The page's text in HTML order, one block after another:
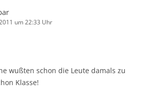
um 22:33 Uhr
wußten schon die Leute damals zu
Klasse!